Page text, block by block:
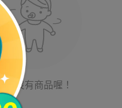
目前沒有商品喔！